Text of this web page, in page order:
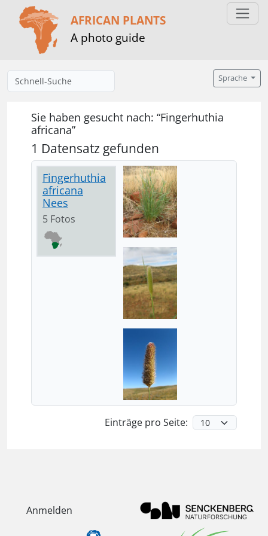
AFRICAN PLANTS
A photo guide
Sprache
Sie haben gesucht nach: “Fingerhuthia
africana”
1 Datensatz gefunden
Fingerhuthia
africana
Nees
5 Fotos
Einträge pro Seite:
Anmelden